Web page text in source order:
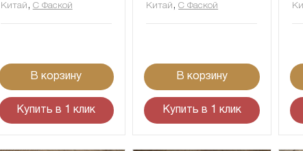
Китай , С Фаской
В корзину
Купить в 1 клик
Китай ,С Фаской
В корзину
Купить в 1 клик